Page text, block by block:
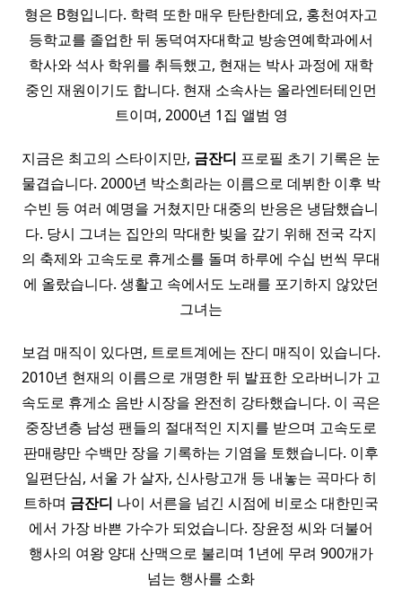
형은 B형입니다. 학력 또한 매우 탄탄한데요, 홍천여자고
등학교를 졸업한 뒤 동덕여자대학교 방송연예학과에서
학사와 석사 학위를 취득했고, 현재는 박사 과정에 재학
중인 재원이기도 합니다. 현재 소속사는 올라엔터테인먼
트이며, 2000년 1집 앨범 영
지금은 최고의 스타이지만, 금잔디 프로필 초기 기록은 눈
물겹습니다. 2000년 박소희라는 이름으로 데뷔한 이후 박
수빈 등 여러 예명을 거쳤지만 대중의 반응은 냉담했습니
다. 당시 그녀는 집안의 막대한 빚을 갚기 위해 전국 각지
의 축제와 고속도로 휴게소를 돌며 하루에 수십 번씩 무대
에 올랐습니다. 생활고 속에서도 노래를 포기하지 않았던
그녀는
보검 매직이 있다면, 트로트계에는 잔디 매직이 있습니다.
2010년 현재의 이름으로 개명한 뒤 발표한 오라버니가 고
속도로 휴게소 음반 시장을 완전히 강타했습니다. 이 곡은
중장년층 남성 팬들의 절대적인 지지를 받으며 고속도로
판매량만 수백만 장을 기록하는 기염을 토했습니다. 이후
일편단심, 서울 가 살자, 신사랑고개 등 내놓는 곡마다 히
트하며 금잔디 나이 서른을 넘긴 시점에 비로소 대한민국
에서 가장 바쁜 가수가 되었습니다. 장윤정 씨와 더불어
행사의 여왕 양대 산맥으로 불리며 1년에 무려 900개가
넘는 행사를 소화